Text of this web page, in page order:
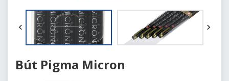
Bút Pigma Micron